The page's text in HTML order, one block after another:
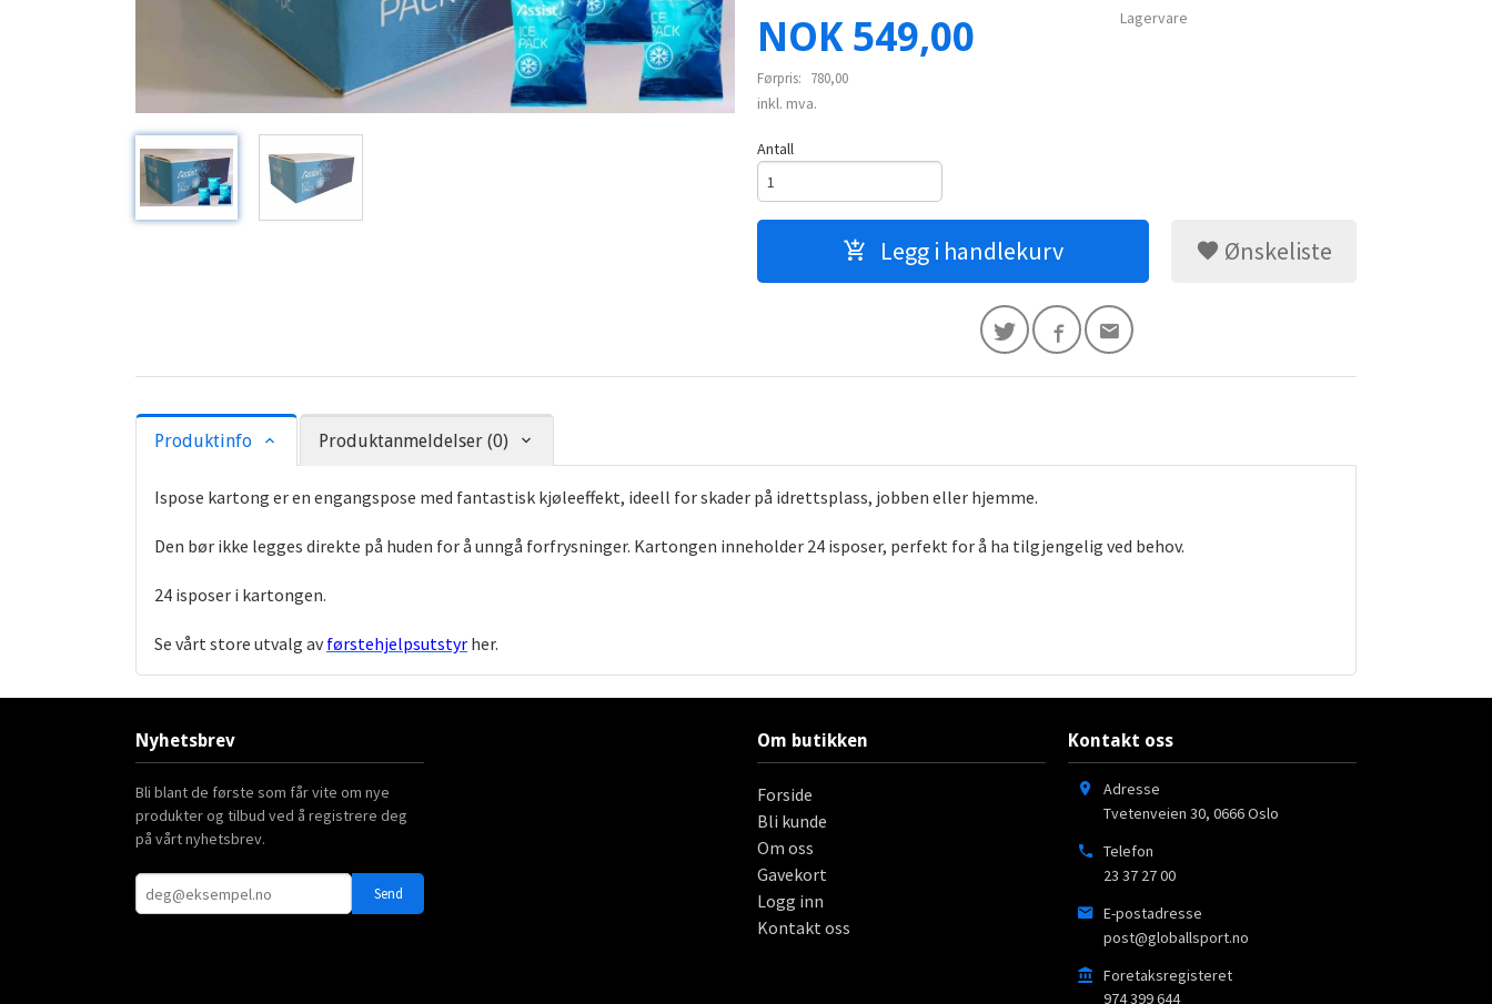
Tilbud
NOK 549,00
Førpris: 780,00
inkl. mva.
Lagervare
Antall
Legg i handlekurv Ønskeliste
Produktinfo Produktanmeldelser (0)
Ispose kartong er en engangspose med fantastisk kjøleeffekt, ideell for skader på idrettsplass, jobben eller hjemme.
Den bør ikke legges direkte på huden for å unngå forfrysninger. Kartongen inneholder 24 isposer, perfekt for å ha tilgjengelig ved behov.
24 isposer i kartongen.
Se vårt store utvalg avførstehjelpsutstyr her.
Nyhetsbrev
Bli blant de første som får vite om nye
produkter og tilbud ved å registrere deg
på vårt nyhetsbrev.
Om butikken
Forside
Bli kunde
Om oss
Gavekort
Logg inn
Kontakt oss
Kontakt oss
Adresse
Tvetenveien 30, 0666Oslo
Telefon
23 37 27 00
E-postadresse
post@globallsport.no
Foretaksregisteret
974 399 644